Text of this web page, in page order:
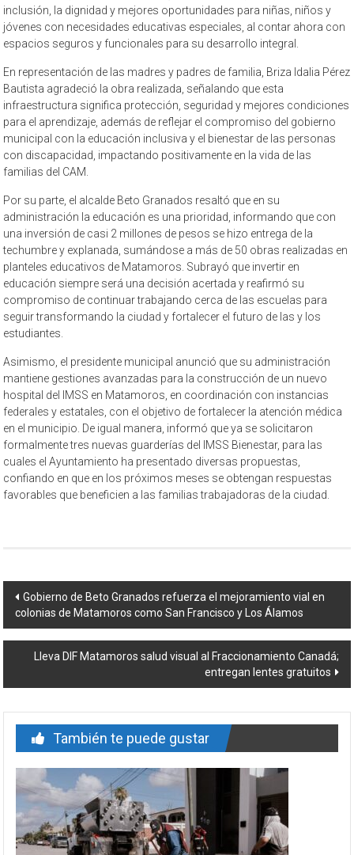
inclusión, la dignidad y mejores oportunidades para niñas, niños y
jóvenes con necesidades educativas especiales, al contar ahora con
espacios seguros y funcionales para su desarrollo integral.
En representación de las madres y padres de familia, Briza Idalia Pérez
Bautista agradeció la obra realizada, señalando que esta
infraestructura significa protección, seguridad y mejores condiciones
para el aprendizaje, además de reflejar el compromiso del gobierno
municipal con la educación inclusiva y el bienestar de las personas
con discapacidad, impactando positivamente en la vida de las
familias del CAM.
Por su parte, el alcalde Beto Granados resaltó que en su
administración la educación es una prioridad, informando que con
una inversión de casi 2 millones de pesos se hizo entrega de la
techumbre y explanada, sumándose a más de 50 obras realizadas en
planteles educativos de Matamoros. Subrayó que invertir en
educación siempre será una decisión acertada y reafirmó su
compromiso de continuar trabajando cerca de las escuelas para
seguir transformando la ciudad y fortalecer el futuro de las y los
estudiantes.
Asimismo, el presidente municipal anunció que su administración
mantiene gestiones avanzadas para la construcción de un nuevo
hospital del IMSS en Matamoros, en coordinación con instancias
federales y estatales, con el objetivo de fortalecer la atención médica
en el municipio. De igual manera, informó que ya se solicitaron
formalmente tres nuevas guarderías del IMSS Bienestar, para las
cuales el Ayuntamiento ha presentado diversas propuestas,
confiando en que en los próximos meses se obtengan respuestas
favorables que beneficien a las familias trabajadoras de la ciudad.
Navegación
de
entrada
Gobierno de Beto Granados refuerza el mejoramiento vial en
colonias de Matamoros como San Francisco y Los Álamos
Lleva DIF Matamoros salud visual al Fraccionamiento Canadá;
entregan lentes gratuitos
También te puede gustar